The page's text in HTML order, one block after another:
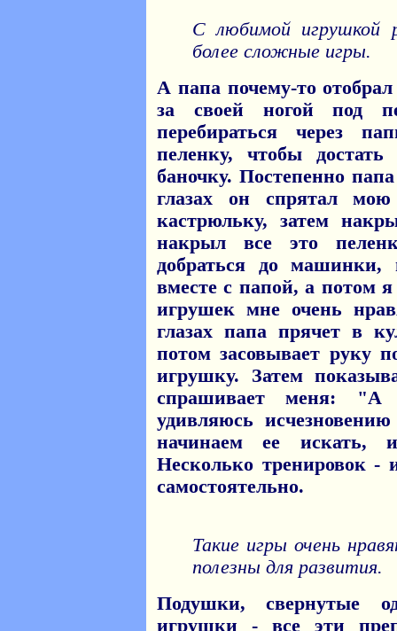
С любимой игрушкой
более сложные игры.
А папа почему-то
за своей ногой под
перебираться через
пеленку, чтобы
баночку. Постепенно
глазах он спрятал
кастрюльку, затем
накрыл все это
добраться до
вместе с папой, а потом
игрушек мне очень
глазах папа прячет в
потом засовывает руку
игрушку. Затем
спрашивает меня:
удивляюсь
начинаем ее искать,
Несколько тренировок -
самостоятельно.
Такие игры очень
полезны для развития.
Подушки, свернутые
игрушки - все эти